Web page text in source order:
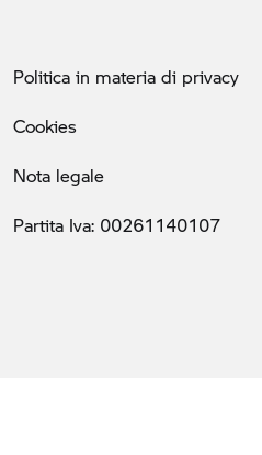
Politica in materia di privacy
Cookies
Nota legale
Partita Iva: 00261140107